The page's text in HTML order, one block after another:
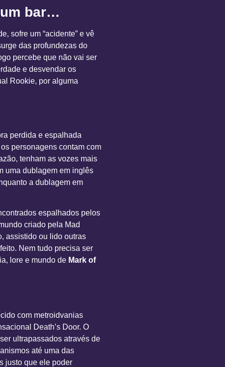
bar…
sofre um “acidente” e vê
das profundezas do
percebe que não vai ser
e desvendar os
Rookie, por alguma
perdida e espalhada
personagens contam com
tenham as vozes mais
uma dublagem em inglês
a dublagem em
espalhados pelos
criado pela Mad
assistido ou lido outras
Nem tudo precisa ser
lore e mundo de Mark of
com metroidvanias
Death’s Door. O
ultrapassados através de
até uma das
justo que ele poder